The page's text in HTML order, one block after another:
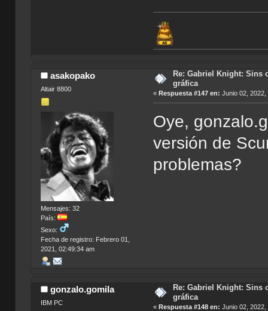
asakopako
Altair 8800
Mensajes: 32
País:
Sexo:
Fecha de registro: Febrero 01,
2021, 02:49:34 am
Re: Gabriel Knight: Sins
gráfica
« Respuesta #147 en: Junio 02,
Oye,
versión de
problemas?
gonzalo.gomila
IBM PC
Re: Gabriel Knight: Sins
gráfica
«Respuesta #148 en: Junio 02, 2022,